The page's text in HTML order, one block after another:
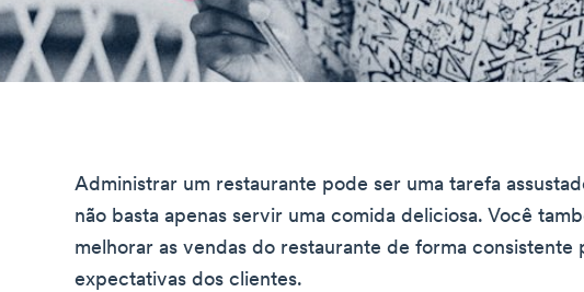
Administrar um restaurante pode ser uma tarefa
não basta apenas servir uma comida deliciosa. Você
melhorar as vendas do restaurante de forma consistente
expectativas dos clientes.